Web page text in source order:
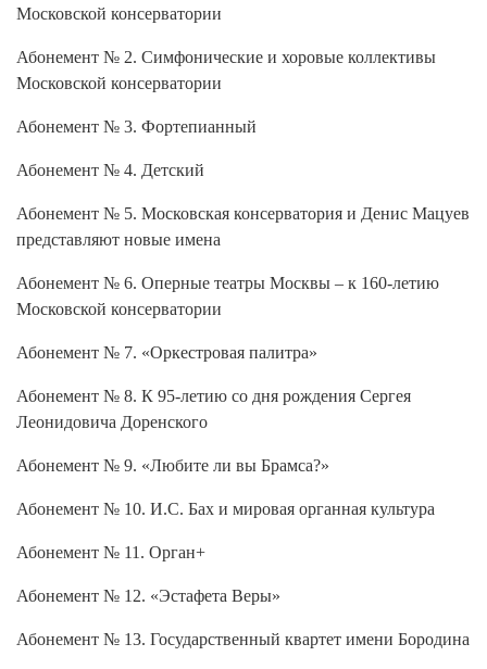
Московской консерватории
Абонемент № 2. Симфонические и хоровые коллективы
Московской консерватории
Абонемент № 3. Фортепианный
Абонемент № 4. Детский
Абонемент № 5. Московская консерватория и Денис Мацуев
представляют новые имена
Абонемент № 6. Оперные театры Москвы – к 160-летию
Московской консерватории
Абонемент № 7. «Оркестровая палитра»
Абонемент № 8. К 95-летию со дня рождения Сергея
Леонидовича Доренского
Абонемент № 9. «Любите ли вы Брамса?»
Абонемент № 10. И.С. Бах и мировая органная культура
Абонемент № 11. Орган+
Абонемент № 12. «Эстафета Веры»
Абонемент № 13. Государственный квартет имени Бородина